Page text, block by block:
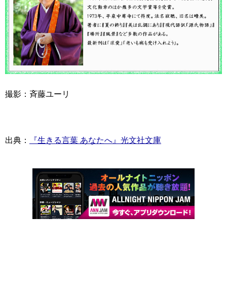
撮影：斉藤ユーリ
出典： 『生きる言葉 あなたへ』光文社文庫